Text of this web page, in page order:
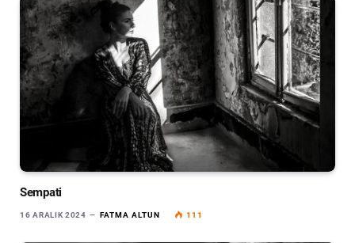
Sempati
16 ARALIK 2024 FATMA ALTUN 111